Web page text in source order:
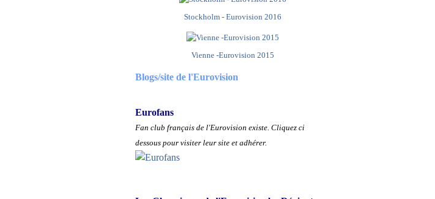
Stockholm - Eurovision 2016
Vienne -Eurovision 2015
Blogs/site de l'Eurovision
Eurofans
Fan club français de l'Eurovision existe. Cliquez ci
dessous pour visiter leur site et adhérer.